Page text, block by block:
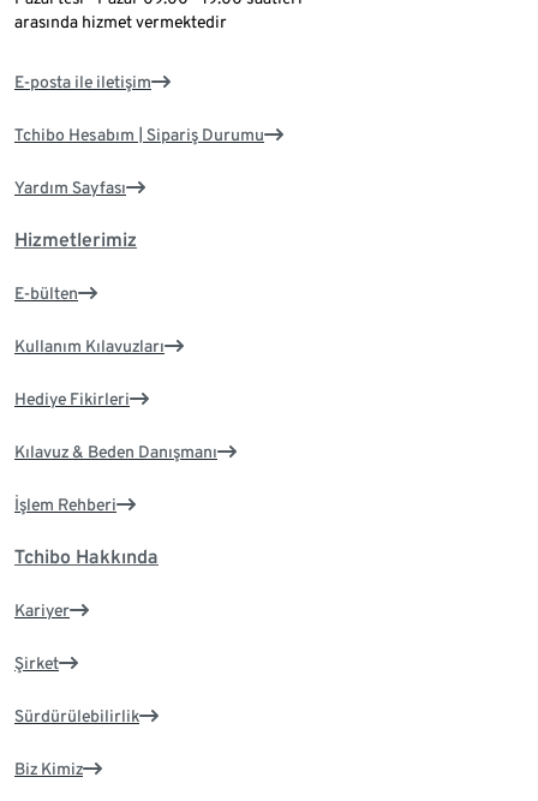
arasında hizmet vermektedir
E-posta ile iletişim
Tchibo Hesabım | Sipariş Durumu
Yardım Sayfası
Hizmetlerimiz
E-bülten
Kullanım Kılavuzları
Hediye Fikirleri
Kılavuz & Beden Danışmanı
İşlem Rehberi
Tchibo Hakkında
Kariyer
Şirket
Sürdürülebilirlik
Biz Kimiz